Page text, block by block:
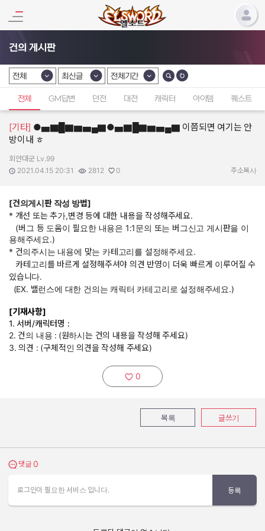
건의 게시판
카테고리 선택
전체
카테고리 선택
최신글
카테고리 선택
전체기간
전체 GM답변 던전 대전 캐릭터 아이템 퀘스트
[기타] ●▅▇█▇▆▅▄▇●▅▇█▇▆▅▄▇ 이쯤되면 여기는 안
방이내 ㅎ
작성자:
회안대군 Lv.99
작성일:
2021.04.15 20:31
조회수:
2812
추천수:
0 주소복사
[건의게시판 작성 방법]
* 개선 또는 추가,변경 등에 대한 내용을 작성해주세요.
(버그 등 도움이 필요한 내용은 1:1문의 또는 버그신고 게시판을 이
용해주세요.)
* 건의주시는 내용에 맞는 카테고리를 설정해주세요.
카테고리를 바르게 설정해주셔야 의견 반영이 더욱 빠르게 이루어질 수
있습니다.
(EX. 밸런스에 대한 건의는 캐릭터 카테고리로 설정해주세요.)
[기재사항]
1. 서버/캐릭터명 :
2. 건의 내용 : (원하시는 건의 내용을 작성해 주세요)
3. 의견 : (구체적인 의견을 작성해 주세요)
추천하기:
0
목록 글쓰기
댓글 보기
댓글 0
로그인이 필요한 서비스 입니다. 등록